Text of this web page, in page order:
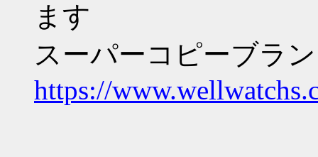
ます
スーパーコピーブラ
https://